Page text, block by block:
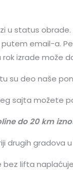
u status
email-a.
izrade može
su deo naše
sajta možete
do 20 km
drugih gradova
bez lifta